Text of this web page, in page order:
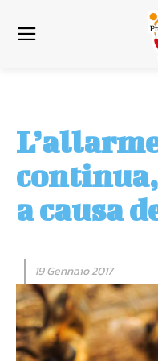
a causa
19 Gennaio 2017